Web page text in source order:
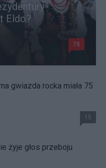
Eldo?
78
gwiazda rocka miała 75
15
żyje głos przeboju